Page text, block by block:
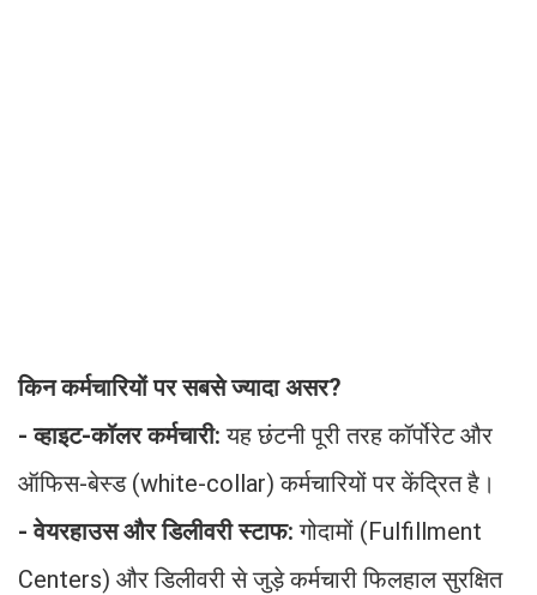
किन कर्मचारियों पर सबसे ज्यादा असर?
- व्हाइट-कॉलर कर्मचारी:यह छंटनी पूरी तरह कॉर्पोरेट और
ऑफिस-बेस्ड (white-collar) कर्मचारियों पर केंद्रित है।
- वेयरहाउस और डिलीवरी स्टाफ:गोदामों (Fulfillment
Centers) और डिलीवरी से जुड़े कर्मचारी फिलहाल सुरक्षित